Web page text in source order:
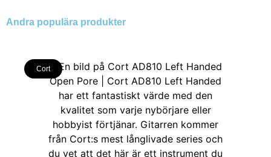
Andra populära produkter
Cort